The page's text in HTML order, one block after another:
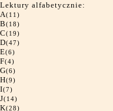
Lektury alfabetycznie:
A(11)
B(18)
C(19)
D(47)
E(6)
F(4)
G(6)
H(9)
I(7)
J(14)
K(28)